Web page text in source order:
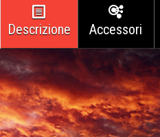
Descrizione Accessori